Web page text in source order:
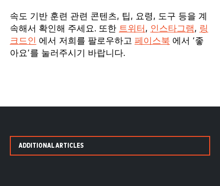
속도 기반 훈련 관련 콘텐츠, 팁, 요령, 도구 등을 계
속해서 확인해 주세요. 또한 트위터 , 인스타그램, 링
크드인 에서 저희를 팔로우하고 페이스북 에서 ‘좋
아요’를 눌러주시기 바랍니다.
ADDITIONAL ARTICLES